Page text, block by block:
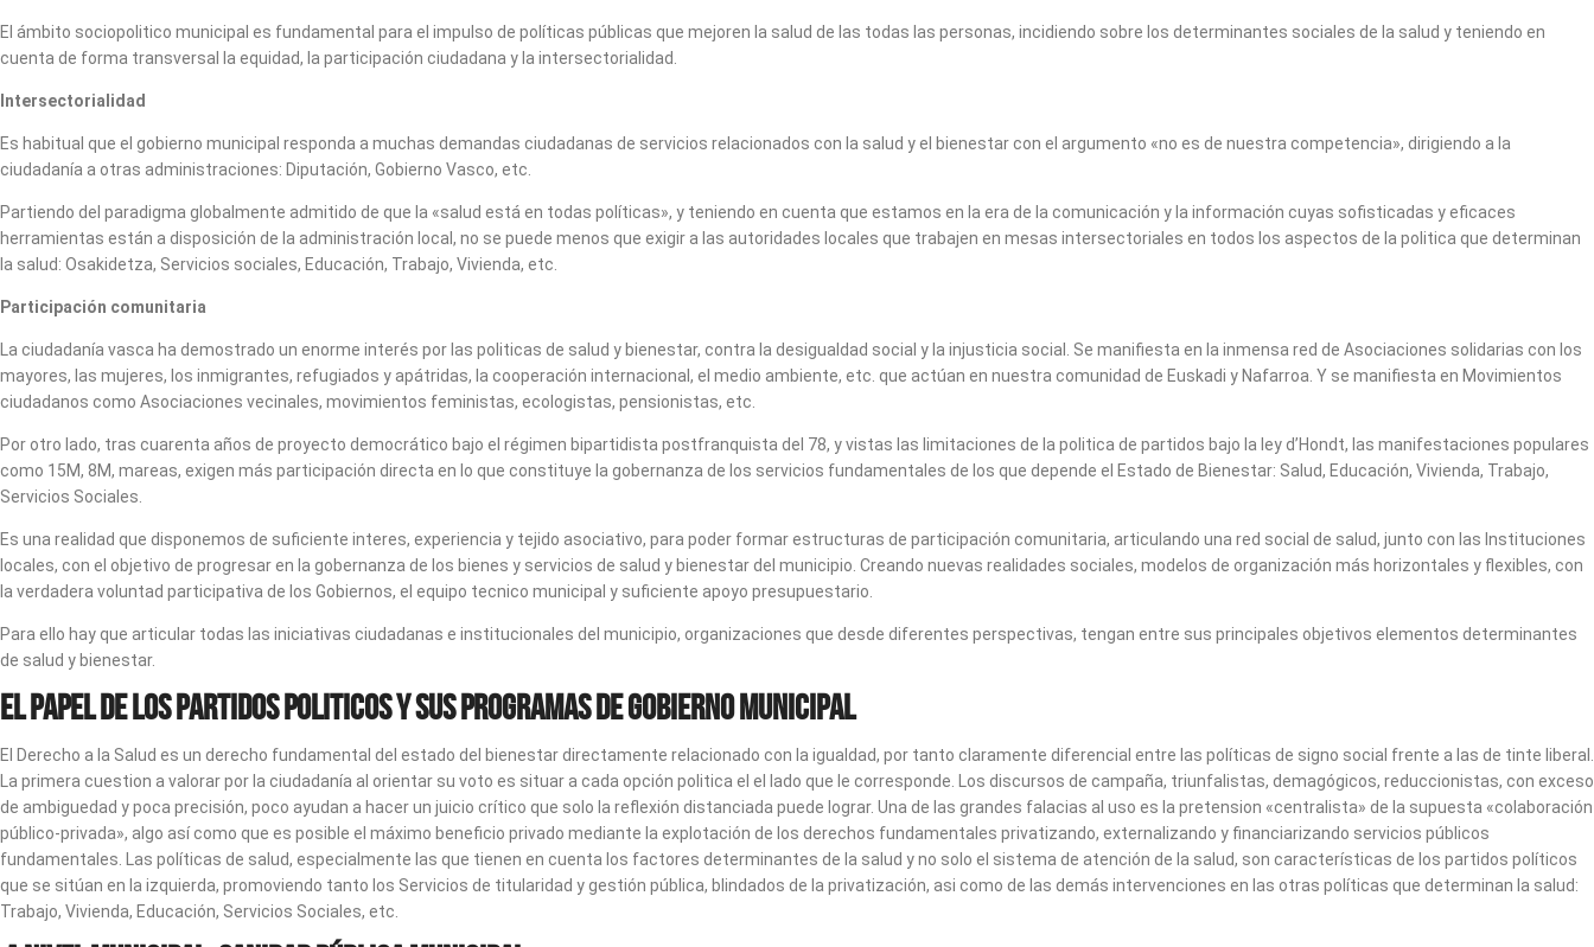
El ámbito sociopolitico municipal es fundamental para el impulso de políticas públicas que mejoren la salud de las todas las personas, incidiendo sobre los determinantes sociales de la salud y teniendo en
cuenta de forma transversal la equidad, la participación ciudadana y la intersectorialidad.
Intersectorialidad
Es habitual que el gobierno municipal responda a muchas demandas ciudadanas de servicios relacionados con la salud y el bienestar con el argumento «no es de nuestra competencia», dirigiendo a la
ciudadanía a otras administraciones: Diputación, Gobierno Vasco, etc.
Partiendo del paradigma globalmente admitido de que la «salud está en todas políticas», y teniendo en cuenta que estamos en la era de la comunicación y la información cuyas sofisticadas y eficaces
herramientas están a disposición de la administración local, no se puede menos que exigir a las autoridades locales que trabajen en mesas intersectoriales en todos los aspectos de la politica que determinan
la salud: Osakidetza, Servicios sociales, Educación, Trabajo, Vivienda, etc.
Participación comunitaria
La ciudadanía vasca ha demostrado un enorme interés por las politicas de salud y bienestar, contra la desigualdad social y la injusticia social. Se manifiesta en la inmensa red de Asociaciones solidarias con los
mayores, las mujeres, los inmigrantes, refugiados y apátridas, la cooperación internacional, el medio ambiente, etc. que actúan en nuestra comunidad de Euskadi y Nafarroa. Y se manifiesta en Movimientos
ciudadanos como Asociaciones vecinales, movimientos feministas, ecologistas, pensionistas, etc.
Por otro lado, tras cuarenta años de proyecto democrático bajo el régimen bipartidista postfranquista del 78, y vistas las limitaciones de la politica de partidos bajo la ley d’Hondt, las manifestaciones populares
como 15M, 8M, mareas, exigen más participación directa en lo que constituye la gobernanza de los servicios fundamentales de los que depende el Estado de Bienestar: Salud, Educación, Vivienda, Trabajo,
Servicios Sociales.
Es una realidad que disponemos de suficiente interes, experiencia y tejido asociativo, para poder formar estructuras de participación comunitaria, articulando una red social de salud, junto con las Instituciones
locales, con el objetivo de progresar en la gobernanza de los bienes y servicios de salud y bienestar del municipio. Creando nuevas realidades sociales, modelos de organización más horizontales y flexibles, con
la verdadera voluntad participativa de los Gobiernos, el equipo tecnico municipal y suficiente apoyo presupuestario.
Para ello hay que articular todas las iniciativas ciudadanas e institucionales del municipio, organizaciones que desde diferentes perspectivas, tengan entre sus principales objetivos elementos determinantes
de salud y bienestar.
El papel de los partidos politicos y sus programas de gobierno municipal
El Derecho a la Salud es un derecho fundamental del estado del bienestar directamente relacionado con la igualdad, por tanto claramente diferencial entre las políticas de signo social frente a las de tinte liberal.
La primera cuestion a valorar por la ciudadanía al orientar su voto es situar a cada opción politica el el lado que le corresponde. Los discursos de campaña, triunfalistas, demagógicos, reduccionistas, con exceso
de ambiguedad y poca precisión, poco ayudan a hacer un juicio crítico que solo la reflexión distanciada puede lograr. Una de las grandes falacias al uso es la pretension «centralista» de la supuesta «colaboración
público-privada», algo así como que es posible el máximo beneficio privado mediante la explotación de los derechos fundamentales privatizando, externalizando y financiarizando servicios públicos
fundamentales. Las políticas de salud, especialmente las que tienen en cuenta los factores determinantes de la salud y no solo el sistema de atención de la salud, son características de los partidos políticos
que se sitúan en la izquierda, promoviendo tanto los Servicios de titularidad y gestión pública, blindados de la privatización, asi como de las demás intervenciones en las otras políticas que determinan la salud:
Trabajo, Vivienda, Educación, Servicios Sociales, etc.